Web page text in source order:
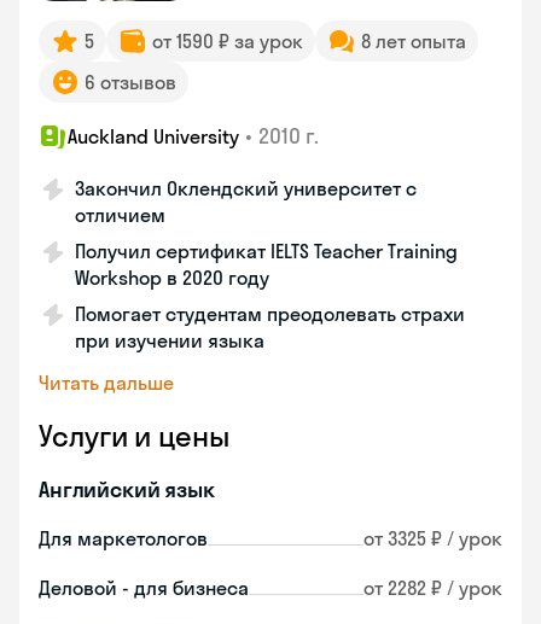
5 от 1590 ₽ за урок
8 лет опыта
6 отзывов
Auckland University • 2010 г.
Закончил Оклендский университет с
отличием
Получил сертификат IELTS Teacher Training
Workshop в 2020 году
Помогает студентам преодолевать страхи
при изучении языка
Читать дальше
Услуги и цены
Английский язык
Для маркетологов от 3325 ₽ / урок
Деловой - для бизнеса от 2282 ₽ / урок